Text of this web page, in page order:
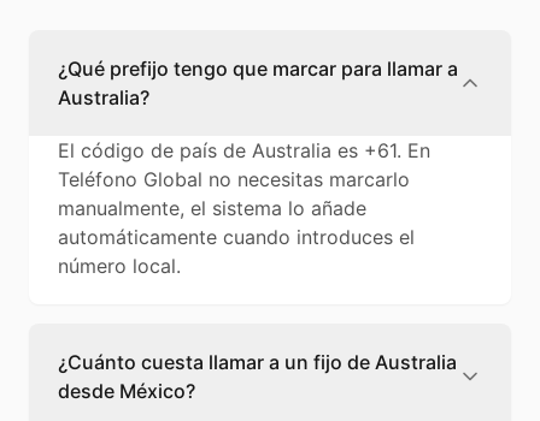
¿Qué prefijo tengo que marcar para llamar a
Australia?
El código de país de Australia es +61. En
Teléfono Global no necesitas marcarlo
manualmente, el sistema lo añade
automáticamente cuando introduces el
número local.
¿Cuánto cuesta llamar a un fijo de Australia
desde México?